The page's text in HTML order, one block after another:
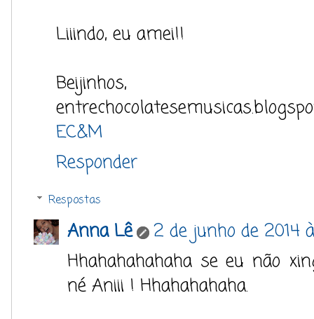
Liiindo, eu amei!!
Beijinhos,
EC&M
Responder
Respostas
Anna Lê
2 de junho de 2014
Hhahahahahaha se eu não
né Aniii ! Hhahahahaha.